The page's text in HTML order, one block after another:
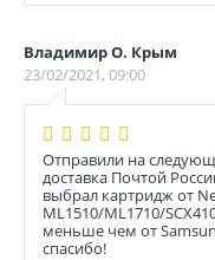
Владимир О. Крым
23/02/2021, 09:00
Отправили на
доставка Почтой
выбрал картридж от
ML1510/ML1710/
меньше чем от
спасибо!